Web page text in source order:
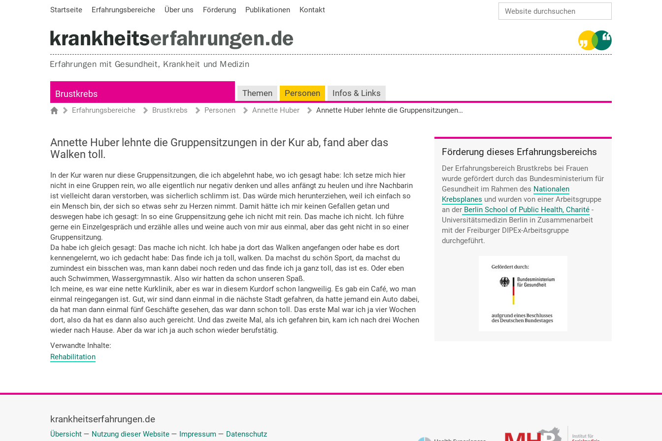
Erweiterte Suche…
Startseite Erfahrungsbereiche Über uns Förderung Publikationen Kontakt
Brustkrebs Themen Personen Infos & Links
Sie sind hier
StartseiteErfahrungsbereiche Brustkrebs Personen Annette Huber Annette Huber lehnte die Gruppensitzungen in der Kur ab, fand aber das Walken toll.
Annette Huber lehnte die Gruppensitzungen in der Kur ab, fand aber das
Walken toll.
In der Kur waren nur diese Gruppensitzungen, die ich abgelehnt habe, wo ich gesagt habe: Ich setze mich hier
nicht in eine Gruppen rein, wo alle eigentlich nur negativ denken und alles anfängt zu heulen und ihre Nachbarin
ist vielleicht daran verstorben, was sicherlich schlimm ist. Das würde mich herunterziehen, weil ich einfach so
ein Mensch bin, der sich so etwas sehr zu Herzen nimmt. Damit hätte ich mir keinen Gefallen getan und
deswegen habe ich gesagt: In so eine Gruppensitzung gehe ich nicht mit rein. Das mache ich nicht. Ich führe
gerne ein Einzelgespräch und erzähle alles und weine auch von mir aus einmal, aber das geht nicht in so einer
Gruppensitzung.
Da habe ich gleich gesagt: Das mache ich nicht. Ich habe ja dort das Walken angefangen oder habe es dort
kennengelernt, wo ich gedacht habe: Das finde ich ja toll, walken. Da machst du schön Sport, da machst du
zumindest ein bisschen was, man kann dabei noch reden und das finde ich ja ganz toll, das ist es. Oder eben
auch Schwimmen, Wassergymnastik. Also wir hatten da schon unseren Spaß.
Ich meine, es war eine nette Kurklinik, aber es war in diesem Kurdorf schon langweilig. Es gab ein Café, wo man
einmal reingegangen ist. Gut, wir sind dann einmal in die nächste Stadt gefahren, da hatte jemand ein Auto dabei,
da hat man dann einmal fünf Geschäfte gesehen, das war dann schon toll. Das erste Mal war ich ja vier Wochen
dort, also da hat es dann also auch gereicht. Und das zweite Mal, als ich gefahren bin, kam ich nach drei Wochen
wieder nach Hause. Aber da war ich ja auch schon wieder berufstätig.
Verwandte Inhalte
Rehabilitation
Förderung dieses Erfahrungsbereichs
Der Erfahrungsbereich Brustkrebs bei Frauen
wurde gefördert durch das Bundesministerium für
Gesundheit im Rahmen des Nationalen
Krebsplanes und wurden von einer Arbeitsgruppe
an der Berlin School of Public Health, Charité -
Universitätsmedizin Berlin in Zusammenarbeit
mit der Freiburger DIPEx-Arbeitsgruppe
durchgeführt.
krankheitserfahrungen.de
Übersicht — Nutzung dieser Website — Impressum — Datenschutz